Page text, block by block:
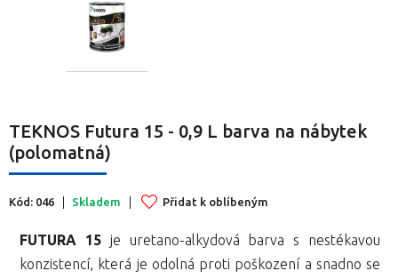
TEKNOS Futura 15 - 0,9 L barva na nábytek
(polomatná)
Kód: 046 Skladem Přidat k oblíbeným
FUTURA 15 je uretano-alkydová barva s nestékavou
konzistencí, která je odolná proti poškození a snadno se